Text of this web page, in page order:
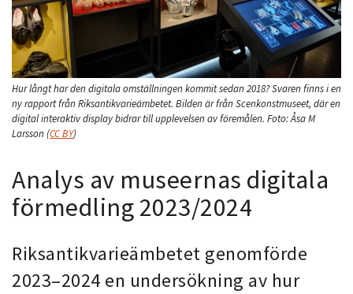
Hur långt har den digitala omställningen kommit sedan 2018? Svaren finns i en
ny rapport från Riksantikvarieämbetet. Bilden är från Scenkonstmuseet, där en
digital interaktiv display bidrar till upplevelsen av föremålen. Foto:Åsa M
Larsson (CC BY)
Analys av museernas digitala
förmedling 2023/2024
Riksantikvarieämbetet genomförde
2023–2024 en undersökning av hur